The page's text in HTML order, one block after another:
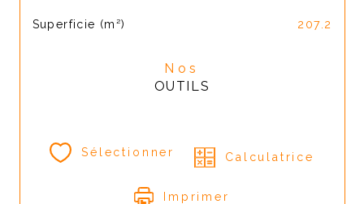
Superficie (m²) 207.2
Nos
OUTILS
Sélectionner Calculatrice
Imprimer